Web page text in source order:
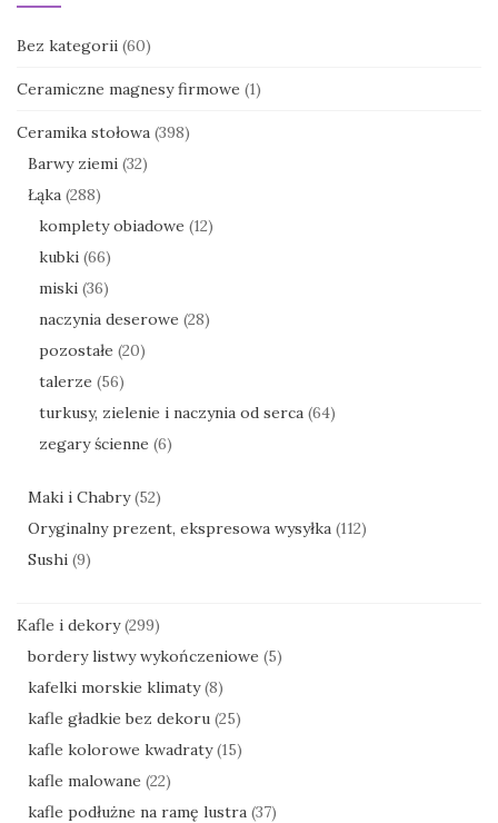
Bez kategorii (60)
Ceramiczne magnesy firmowe (1)
Ceramika stołowa (398)
Barwy ziemi (32)
Łąka (288)
komplety obiadowe (12)
kubki (66)
miski (36)
naczynia deserowe (28)
pozostałe (20)
talerze (56)
turkusy, zielenie i naczynia od serca (64)
zegary ścienne (6)
Maki i Chabry (52)
Oryginalny prezent, ekspresowa wysyłka (112)
Sushi (9)
Kafle i dekory (299)
bordery listwy wykończeniowe (5)
kafelki morskie klimaty (8)
kafle gładkie bez dekoru (25)
kafle kolorowe kwadraty (15)
kafle malowane (22)
kafle podłużne na ramę lustra (37)